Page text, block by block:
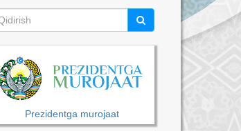
Prezidentga murojaat